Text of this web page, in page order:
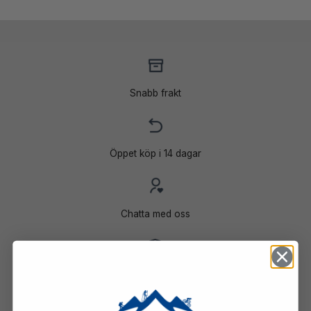
Snabb frakt
Öppet köp i 14 dagar
Chatta med oss